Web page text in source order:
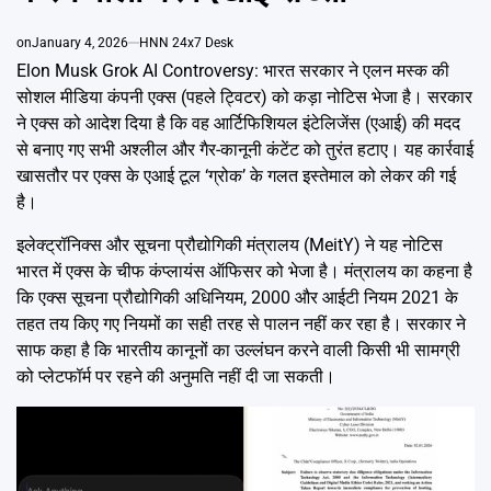
onJanuary 4, 2026 HNN 24x7 Desk
Elon Musk Grok AI Controversy: भारत सरकार ने एलन मस्क की
सोशल मीडिया कंपनी एक्स (पहले ट्विटर) को कड़ा नोटिस भेजा है। सरकार
ने एक्स को आदेश दिया है कि वह आर्टिफिशियल इंटेलिजेंस (एआई) की मदद
से बनाए गए सभी अश्लील और गैर-कानूनी कंटेंट को तुरंत हटाए। यह कार्रवाई
खासतौर पर एक्स के एआई टूल ‘ग्रोक’ के गलत इस्तेमाल को लेकर की गई
है।
इलेक्ट्रॉनिक्स और सूचना प्रौद्योगिकी मंत्रालय (MeitY) ने यह नोटिस
भारत में एक्स के चीफ कंप्लायंस ऑफिसर को भेजा है। मंत्रालय का कहना है
कि एक्स सूचना प्रौद्योगिकी अधिनियम, 2000 और आईटी नियम 2021 के
तहत तय किए गए नियमों का सही तरह से पालन नहीं कर रहा है। सरकार ने
साफ कहा है कि भारतीय कानूनों का उल्लंघन करने वाली किसी भी सामग्री
को प्लेटफॉर्म पर रहने की अनुमति नहीं दी जा सकती।